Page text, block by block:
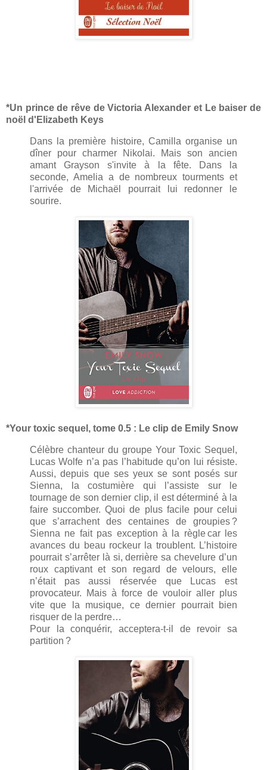
*Un prince de rêve de Victoria Alexander et Le baiser de
noël d'Elizabeth Keys
Dans la première histoire, Camilla organise un
dîner pour charmer Nikolai. Mais son ancien
amant Grayson s'invite à la fête. Dans la
seconde, Amelia a de nombreux tourments et
l'arrivée de Michaël pourrait lui redonner le
sourire.
*Your toxic sequel, tome 0.5 : Le clip de Emily Snow
Célèbre chanteur du groupe Your Toxic Sequel,
Lucas Wolfe n’a pas l’habitude qu’on lui résiste.
Aussi, depuis que ses yeux se sont posés sur
Sienna, la costumière qui l’assiste sur le
tournage de son dernier clip, il est déterminé à la
faire succomber. Quoi de plus facile pour celui
que s’arrachent des centaines de groupies ?
Sienna ne fait pas exception à la règle car les
avances du beau rockeur la troublent. L’histoire
pourrait s’arrêter là si, derrière sa chevelure d’un
roux captivant et son regard de velours, elle
n’était pas aussi réservée que Lucas est
provocateur. Mais à force de vouloir aller plus
vite que la musique, ce dernier pourrait bien
risquer de la perdre…
Pour la conquérir, acceptera-t-il de revoir sa
partition ?